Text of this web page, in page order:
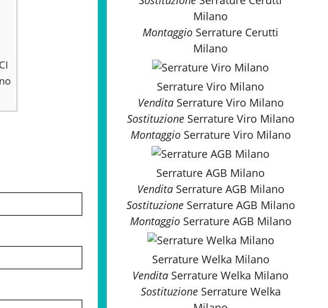
Milano
Montaggio Serrature Cerutti
Milano
Serrature Viro Milano
Vendita Serrature Viro Milano
Sostituzione Serrature Viro Milano
Montaggio Serrature Viro Milano
Serrature AGB Milano
Vendita Serrature AGB Milano
Sostituzione Serrature AGB Milano
Montaggio Serrature AGB Milano
Serrature Welka Milano
Vendita Serrature Welka Milano
Sostituzione Serrature Welka